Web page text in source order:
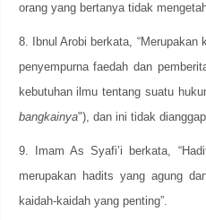
orang yang bertanya tidak
8. Ibnul Arobi berkata,
penyempurna faedah dan
kebutuhan ilmu tentang suatu
bangkainya"), dan ini tidak
9. Imam As Syafi’i berkata,
merupakan hadits yang agung
kaidah-kaidah yang penting”.